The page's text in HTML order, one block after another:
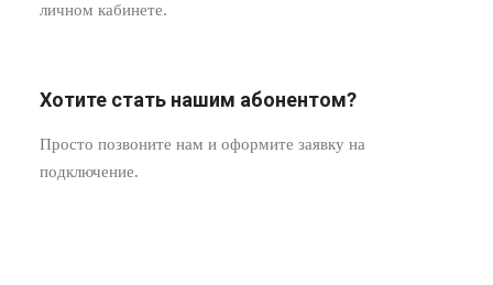
личном кабинете.
Хотите стать нашим абонентом?
Просто позвоните нам и оформите заявку на
подключение.